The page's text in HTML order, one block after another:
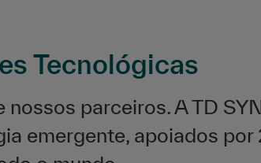
Tecnológicas
parceiros. A TD
emergente, apoiados